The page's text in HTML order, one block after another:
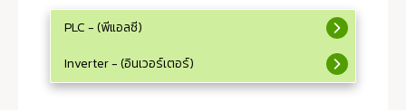
PLC - (พีแอลซี)
Inverter - (อินเวอร์เตอร์)